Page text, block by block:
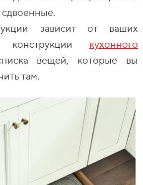
зависит от ваших
конструкции кухонного
вещей, которые вы
там.